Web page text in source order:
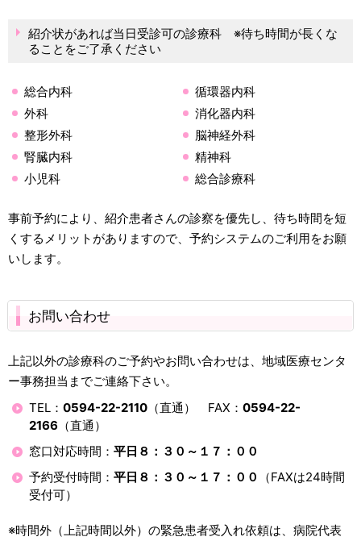
紹介状があれば当日受診可の診療科 ※待ち時間が長くな
ることをご了承ください
総合内科
循環器内科
外科
消化器内科
整形外科
脳神経外科
腎臓内科
精神科
小児科
総合診療科
事前予約により、紹介患者さんの診察を優先し、待ち時間を短
くするメリットがありますので、予約システムのご利用をお願
いします。
お問い合わせ
上記以外の診療科のご予約やお問い合わせは、地域医療センタ
ー事務担当までご連絡下さい。
TEL： 0594-22-2110 （直通） FAX： 0594-22-
2166 （直通）
窓口対応時間： 平日８：３０～１７：００
予約受付時間： 平日８：３０～１７：００
（FAXは24時間
受付可）
※時間外（上記時間以外）の緊急患者受入れ依頼は、病院代表